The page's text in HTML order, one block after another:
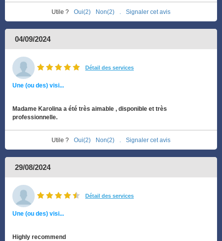
Utile ? Oui(2) Non(2) Signaler cet avis
04/09/2024
Détail des services
Une (ou des) visi...
Madame Karolina a été très aimable , disponible et très
professionnelle.
Utile ? Oui(2) Non(2) Signaler cet avis
29/08/2024
Détail des services
Une (ou des) visi...
Highly recommend